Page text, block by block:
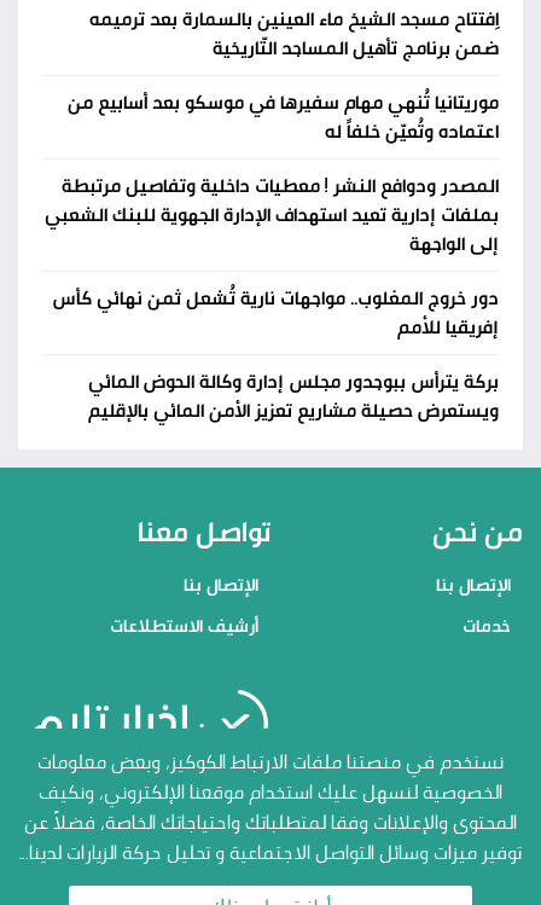
اِفتتاح مسجد الشيخ ماء العينين بالسمارة بعد ترميمه
ضمن برنامج تأهيل المساجد التّاريخية
موريتانيا تُنهي مهام سفيرها في موسكو بعد أسابيع من
اعتماده وتُعيّن خلفاً له
المصدر ودوافع النشر ! معطيات داخلية وتفاصيل مرتبطة
بملفات إدارية تعيد استهداف الإدارة الجهوية للبنك الشعبي
إلى الواجهة
دور خروج المغلوب.. مواجهات نارية تُشعل ثمن نهائي كأس
إفريقيا للأمم
بركة يترأس ببوجدور مجلس إدارة وكالة الحوض المائي
ويستعرض حصيلة مشاريع تعزيز الأمن المائي بالإقليم
من نحن
الإتصال بنا
خدمات
تواصل معنا
الإتصال بنا
أرشيف الاستطلاعات
منصاتنا
الإتصال بنا
أرشيف الاستطلاعات
جميع الحقوق محفوظة المنصة
الاعلامية أخبار تايم 2026
نستخدم في منصتنا ملفات الارتباط الكوكيز، وبعض معلومات
الخصوصية لنسهل عليك استخدام موقعنا الإلكتروني، ونكيف
المحتوى والإعلانات وفقا لمتطلباتك واحتياجاتك الخاصة، فضلاً عن
توفير ميزات وسائل التواصل الاجتماعية و تحليل حركة الزيارات لدينا...